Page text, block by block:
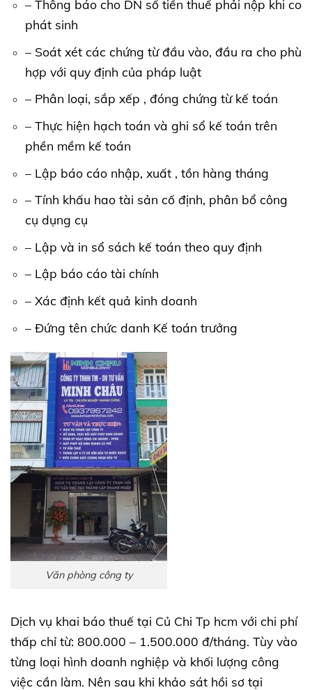
– Thông báo cho DN số tiền thuế phải nộp khi co
phát sinh
– Soát xét các chứng từ đầu vào, đầu ra cho phù
hợp với quy định của pháp luật
– Phân loại, sắp xếp , đóng chứng từ kế toán
– Thực hiện hạch toán và ghi sổ kế toán trên
phền mềm kế toán
– Lập báo cáo nhập, xuất , tồn hàng tháng
– Tính khấu hao tài sản cố định, phân bổ công
cụ dụng cụ
– Lập và in sổ sách kế toán theo quy định
– Lập báo cáo tài chính
– Xác định kết quả kinh doanh
– Đứng tên chức danh Kế toán trưởng
Văn phòng công ty
Dịch vụ khai báo thuế tại Củ Chi Tp hcm với chi phí
thấp chỉ từ: 800.000 – 1.500.000 đ/tháng. Tùy vào
từng loại hình doanh nghiệp và khối lượng công
việc cần làm. Nên sau khi khảo sát hồi sơ tại